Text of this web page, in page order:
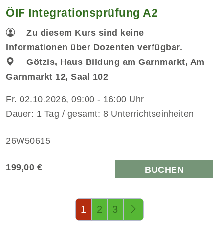
ÖIF Integrationsprüfung A2
Zu diesem Kurs sind keine
Informationen über Dozenten verfügbar.
Götzis, Haus Bildung am Garnmarkt, Am
Garnmarkt 12, Saal 102
Fr. 02.10.2026, 09:00 - 16:00 Uhr
Dauer: 1 Tag / gesamt: 8 Unterrichtseinheiten
26W50615
199,00 € BUCHEN
1 2 3